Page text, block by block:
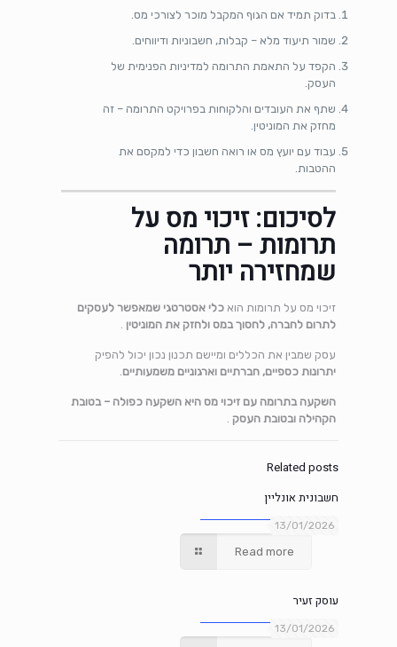
בדוק תמיד אם הגוף המקבל מוכר לצורכי מס.
שמור תיעוד מלא – קבלות, חשבוניות ודיווחים.
הקפד על התאמת התרומה למדיניות הפנימית של
העסק.
שתף את העובדים והלקוחות בפרויקט התרומה – זה
מחזק את המוניטין.
עבוד עם יועץ מס או רואה חשבון כדי למקסם את
ההטבות.
לסיכום: זיכוי מס על
תרומות – תרומה
שמחזירה יותר
זיכוי מס על תרומות הואכלי אסטרטגי שמאפשר לעסקים
לתרום לחברה, לחסוך במס ולחזק את המוניטין .
עסק שמבין את הכללים ומיישם תכנון נכון יכול להפיק
יתרונות כספיים, חברתיים וארגוניים משמעותיים.
השקעה בתרומה עם זיכוי מס היא השקעה כפולה – בטובת
הקהילה ובטובת העסק .
Related posts
13/01/2026
חשבונית אונליין
Read more
13/01/2026
עוסק זעיר